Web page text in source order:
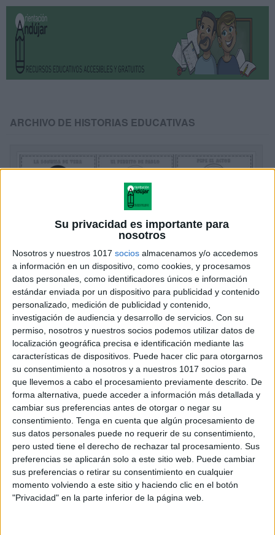
Su privacidad es importante para
nosotros
Nosotros y nuestros 1017 socios almacenamos y/o accedemos
a información en un dispositivo, como cookies, y procesamos
datos personales, como identificadores únicos e información
estándar enviada por un dispositivo para publicidad y contenido
personalizado, medición de publicidad y contenido,
investigación de audiencia y desarrollo de servicios. Con su
permiso, nosotros y nuestros socios podemos utilizar datos de
localización geográfica precisa e identificación mediante las
características de dispositivos. Puede hacer clic para otorgarnos
su consentimiento a nosotros y a nuestros 1017 socios para
que llevemos a cabo el procesamiento previamente descrito. De
forma alternativa, puede acceder a información más detallada y
cambiar sus preferencias antes de otorgar o negar su
consentimiento. Tenga en cuenta que algún procesamiento de
sus datos personales puede no requerir de su consentimiento,
pero usted tiene el derecho de rechazar tal procesamiento. Sus
preferencias se aplicarán solo a este sitio web. Puede cambiar
sus preferencias o retirar su consentimiento en cualquier
momento volviendo a este sitio y haciendo clic en el botón
"Privacidad" en la parte inferior de la página web.
ARCHIVO DE HISTORIAS EDUCATIVAS
Comprensión Lectora Lecturitas Día de la
Discapacidad
Publicado el 2 diciembre, 2024
Con motivo del Día Internacional de las Personas con
Discapacidad, queremos compartir un material
especial titulado «Lecturitas Día de la Discapacidad»,
ideal para trabajar en el aula o en casa. Este recurso
[…]
SEGUIR LEYENDO